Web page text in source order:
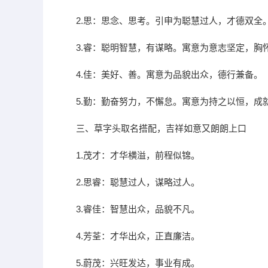
2.思：思念、思考。引申为聪慧过人，才德双全。
3.睿：聪明智慧，有谋略。寓意为意志坚定，胸
4.佳：美好、善。寓意为品貌出众，德行兼备。
5.勤：勤奋努力，不懈怠。寓意为持之以恒，成
三、草字头取名搭配，吉祥如意又朗朗上口
1.茂才：才华横溢，前程似锦。
2.思睿：聪慧过人，谋略过人。
3.睿佳：智慧出众，品貌不凡。
4.芳荃：才华出众，正直廉洁。
5.蔚茂：兴旺发达，事业有成。